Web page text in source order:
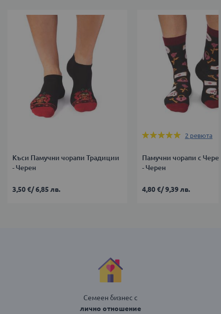
Къси Памучни чорапи Традиции
- Черен
3,50 €/6,85 лв.
Оценка:
2 ревюта
Памучни чорапи с
- Черен
4,80 €/9,39 лв.
Семеен бизнес с
лично отношение